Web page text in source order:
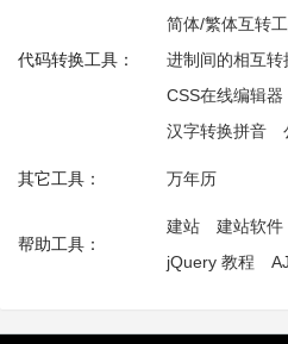
代码转换工具：
简体/繁体互转
进制间的相互转
CSS在线编辑器
汉字转换拼音
其它工具： 万年历
帮助工具：
建站 建站软件
jQuery 教程